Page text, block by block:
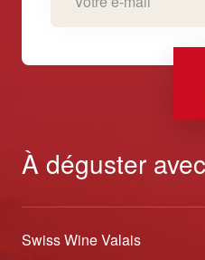
À déguster
Swiss Wine Valais